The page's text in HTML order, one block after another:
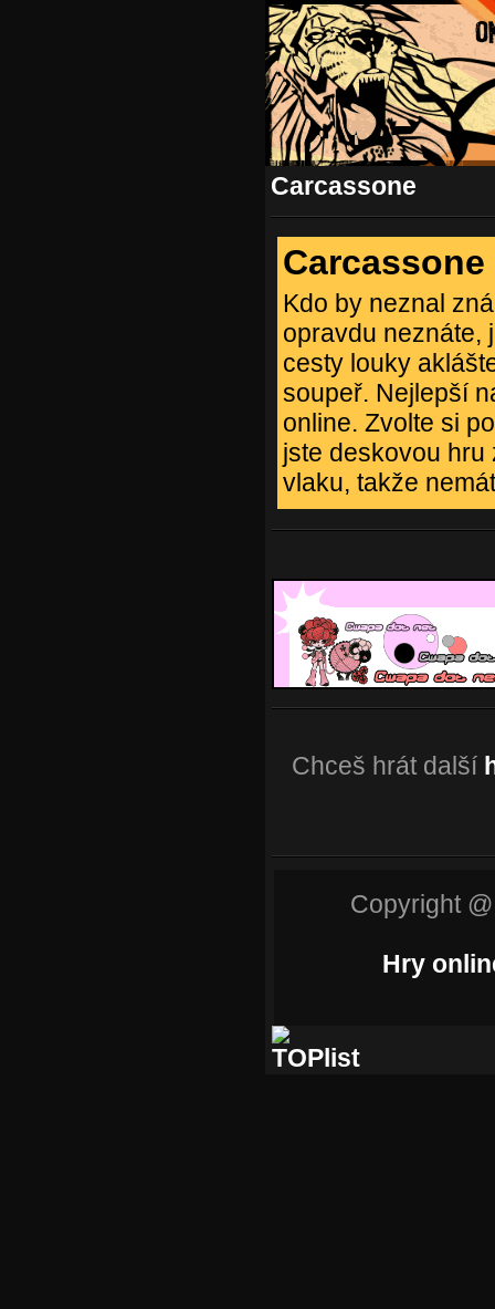
Carcassone
Carcassone
Kdo by neznal
opravdu neznáte,
cesty louky
soupeř. Nejlepší
online. Zvolte si
jste deskovou hru
vlaku, takže
Chceš hrát další
Copyright
Hry